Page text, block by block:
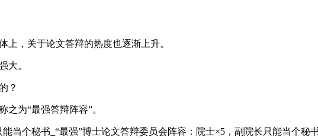
上，关于论文答辩的热度也逐渐上升。
大。
？
为“最强答辩阵容”。